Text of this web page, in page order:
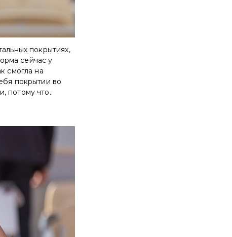
покрытиях,
сейчас у
смогла на
покрытии во
потому что..